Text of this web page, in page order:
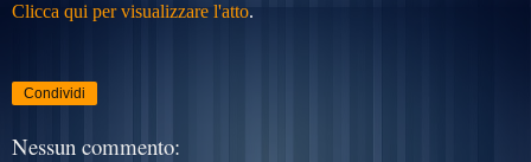
Clicca qui per visualizzare l'atto.
Condividi
Nessun commento: